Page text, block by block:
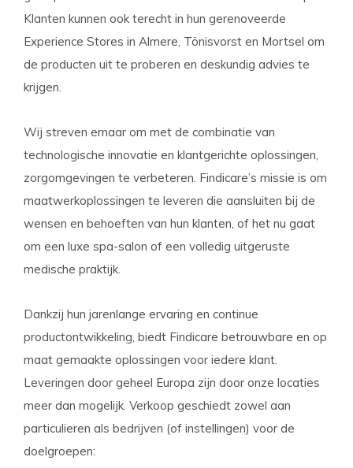
Klanten kunnen ook terecht in hun gerenoveerde
Experience Stores in Almere, Tönisvorst en Mortsel om
de producten uit te proberen en deskundig advies te
krijgen.
Wij streven ernaar om met de combinatie van
technologische innovatie en klantgerichte oplossingen,
zorgomgevingen te verbeteren. Findicare’s missie is om
maatwerkoplossingen te leveren die aansluiten bij de
wensen en behoeften van hun klanten, of het nu gaat
om een luxe spa-salon of een volledig uitgeruste
medische praktijk.
Dankzij hun jarenlange ervaring en continue
productontwikkeling, biedt Findicare betrouwbare en op
maat gemaakte oplossingen voor iedere klant​.
Leveringen door geheel Europa zijn door onze locaties
meer dan mogelijk. Verkoop geschiedt zowel aan
particulieren als bedrijven (of instellingen) voor de
doelgroepen: